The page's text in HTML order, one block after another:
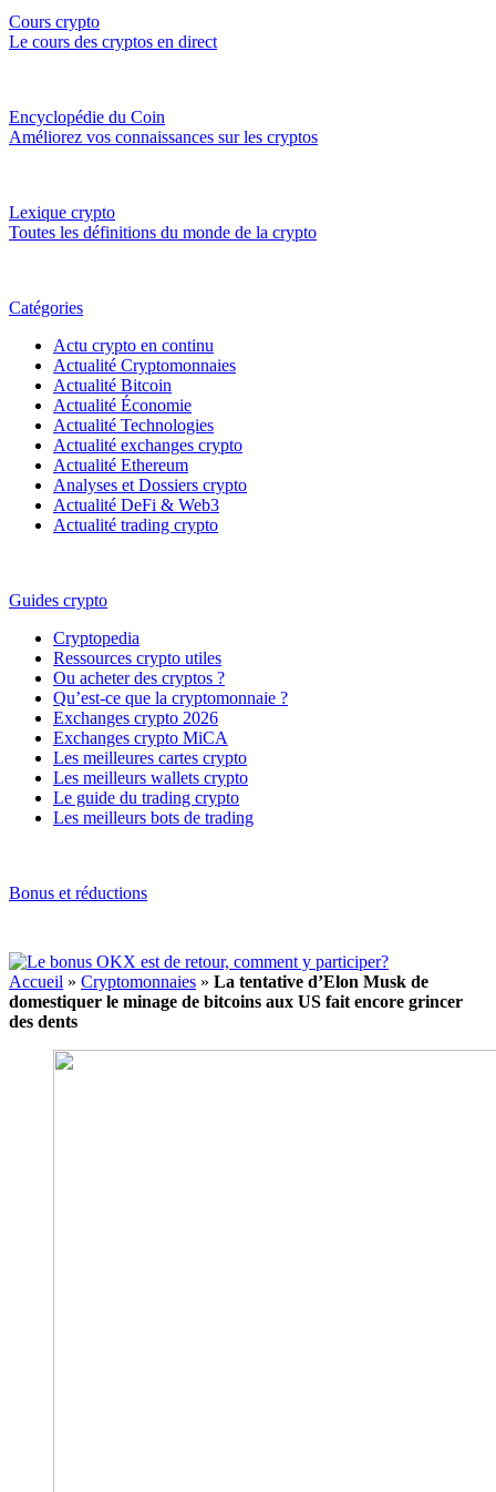
Cours crypto
Le cours des cryptos en direct
Encyclopédie du Coin
Améliorez vos connaissances sur les cryptos
Lexique crypto
Toutes les définitions du monde de la crypto
Catégories
Actu crypto en continu
Actualité Cryptomonnaies
Actualité Bitcoin
Actualité Économie
Actualité Technologies
Actualité exchanges crypto
Actualité Ethereum
Analyses et Dossiers crypto
Actualité DeFi & Web3
Actualité trading crypto
Guides crypto
Cryptopedia
Ressources crypto utiles
Ou acheter des cryptos ?
Qu’est-ce que la cryptomonnaie ?
Exchanges crypto 2026
Exchanges crypto MiCA
Les meilleures cartes crypto
Les meilleurs wallets crypto
Le guide du trading crypto
Les meilleurs bots de trading
Bonus et réductions
Accueil » Cryptomonnaies » La tentative d’Elon Musk de
domestiquer le minage de bitcoins aux US fait encore grincer
des dents